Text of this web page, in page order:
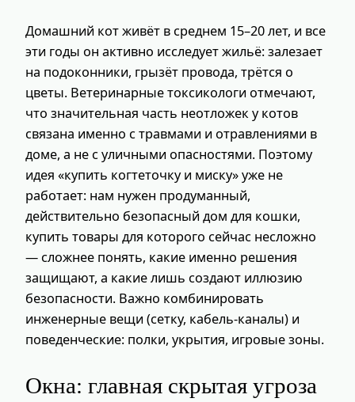
Домашний кот живёт в среднем 15–20 лет, и все
эти годы он активно исследует жильё: залезает
на подоконники, грызёт провода, трётся о
цветы. Ветеринарные токсикологи отмечают,
что значительная часть неотложек у котов
связана именно с травмами и отравлениями в
доме, а не с уличными опасностями. Поэтому
идея «купить когтеточку и миску» уже не
работает: нам нужен продуманный,
действительно безопасный дом для кошки,
купить товары для которого сейчас несложно
— сложнее понять, какие именно решения
защищают, а какие лишь создают иллюзию
безопасности. Важно комбинировать
инженерные вещи (сетку, кабель-каналы) и
поведенческие: полки, укрытия, игровые зоны.
Окна: главная скрытая угроза